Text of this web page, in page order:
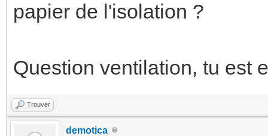
papier de l'isolation ?
Question ventilation, tu est
Trouver
demotica